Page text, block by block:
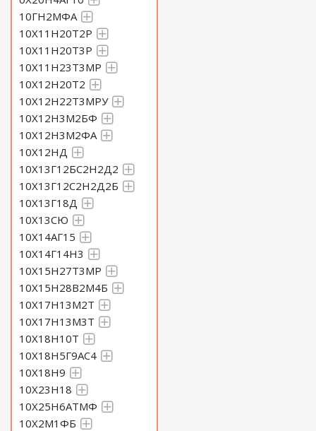
10ГН2МФА
10Х11Н20Т2Р
10Х11Н20Т3Р
10Х11Н23Т3МР
10Х12Н20Т2
10Х12Н22Т3МРУ
10Х12Н3М2БФ
10Х12Н3М2ФА
10Х12НД
10Х13Г12БС2Н2Д2
10Х13Г12С2Н2Д2Б
10Х13Г18Д
10Х13СЮ
10Х14АГ15
10Х14Г14Н3
10Х15Н27Т3МР
10Х15Н28В2М4Б
10Х17Н13М2Т
10Х17Н13М3Т
10Х18Н10Т
10Х18Н5Г9АС4
10Х18Н9
10Х23Н18
10Х25Н6АТМФ
10Х2М1ФБ